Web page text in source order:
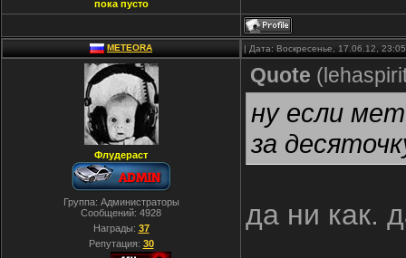
пока пусто
METEORA | Дата: Воскресенье, 17.06.12,
Флудераст
Группа: Администраторы
Сообщений: 4928
Награды: 37
Репутация: 30
Quote (
ну если
за
да ни как.